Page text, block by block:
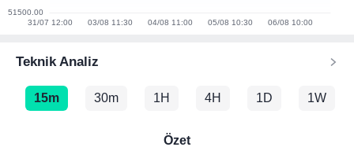
Teknik Analiz
15m 30m 1H 4H 1D 1W
Özet